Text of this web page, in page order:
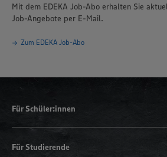
Mit dem EDEKA Job-Abo erhalten Sie
Job-Angebote per E-Mail.
Zum EDEKA Job-Abo
Für Schüler:innen
Für Studierende